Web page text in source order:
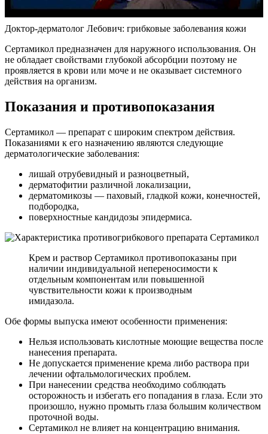
Доктор-дерматолог Лебович: грибковые заболевания кожи
Сертамикол предназначен для наружного использования. Он
не обладает свойствами глубокой абсорбции поэтому не
проявляется в крови или моче и не оказывает системного
действия на организм.
Показания и противопоказания
Сертамикол — препарат с широким спектром действия.
Показаниями к его назначению являются следующие
дерматологические заболевания:
лишай отрубевидный и разноцветный,
дерматофитии различной локализации,
дерматомикозы — паховый, гладкой кожи, конечностей,
подбородка,
поверхностные кандидозы эпидермиса.
Крем и раствор Сертамикол противопоказаны при
наличии индивидуальной непереносимости к
отдельным компонентам или повышенной
чувствительности кожи к производным
имидазола.
Обе формы выпуска имеют особенности применения:
Нельзя использовать кислотные моющие вещества после
нанесения препарата.
Не допускается применение крема либо раствора при
лечении офтальмологических проблем.
При нанесении средства необходимо соблюдать
осторожность и избегать его попадания в глаза. Если это
произошло, нужно промыть глаза большим количеством
проточной воды.
Сертамикол не влияет на концентрацию внимания.